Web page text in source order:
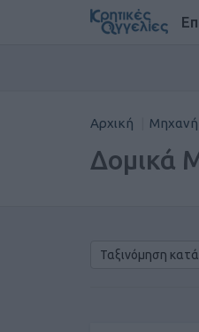
Αρχική
Δομικά
Ταξινόμηση